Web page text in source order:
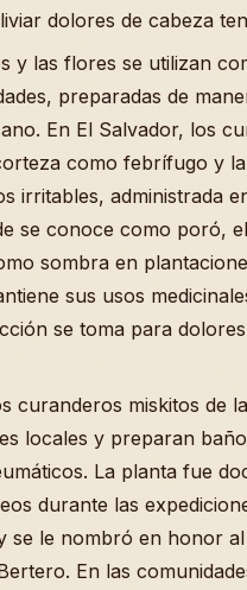
dolores de cabeza
y las flores se utilizan
preparadas de
En El Salvador, los
como febrífugo y
irritables, administrada
se conoce como poró,
sombra en
sus usos
se toma para
curanderos miskitos de
locales y preparan
La planta fue
durante las
se le nombró en honor
En las